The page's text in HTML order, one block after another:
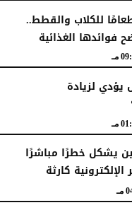
للكلاب والقطط..
فوائدها الغذائية
مـ
لزيادة
مـ
يشكل خطرًا مباشرًا
كارثة